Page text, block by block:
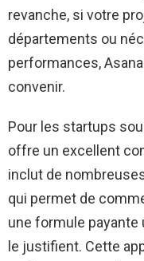
revanche, si votre
départements ou
performances,
convenir.
Pour les startups
offre un excellent
inclut de
qui permet de
une formule
le justifient. Cette